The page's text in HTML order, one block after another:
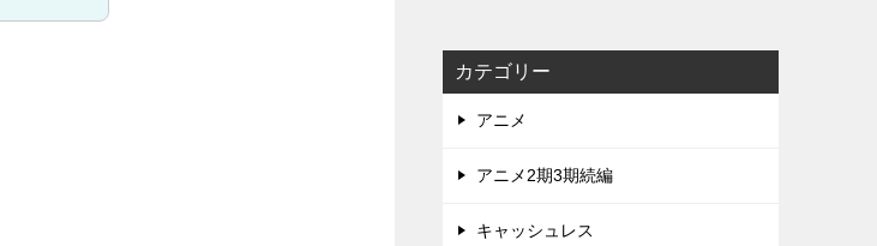
カテゴリー
アニメ
アニメ2期3期続編
キャッシュレス